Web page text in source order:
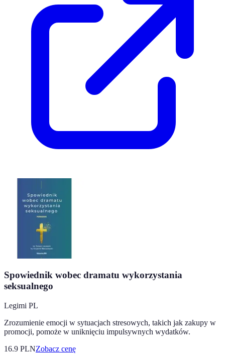
Spowiednik wobec dramatu wykorzystania
seksualnego
Legimi PL
Zrozumienie emocji w sytuacjach stresowych, takich jak zakupy w
promocji, pomoże w uniknięciu impulsywnych wydatków.
16.9 PLNZobacz cenę